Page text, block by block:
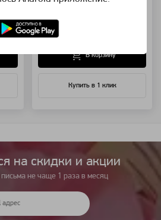
17 500 ₽
Купить в 1 клик
В корзину
на cкидки и акции
не чаще 1 раза в месяц